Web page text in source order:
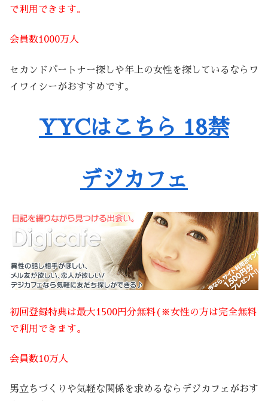
で利用できます。
会員数1000万人
セカンドパートナー探しや年上の女性を探しているならワ
イワイシーがおすすめです。
YYCはこちら 18禁
デジカフェ
初回登録特典は最大1500円分無料(※女性の方は完全無料
で利用できます。
会員数10万人
男立ちづくりや気軽な関係を求めるならデジカフェがおす